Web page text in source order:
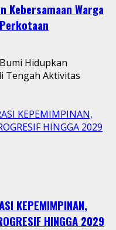
Kebersamaan Warga
Hidupkan
Tengah Aktivitas
KEPEMIMPINAN,
HINGGA 2029
KEPEMIMPINAN,
HINGGA 2029